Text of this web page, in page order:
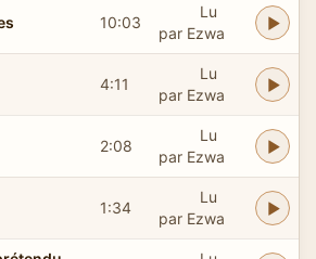
10:03
Lu
par Ezwa
4:11
Lu
par Ezwa
2:08
Lu
par Ezwa
1:34
Lu
par Ezwa